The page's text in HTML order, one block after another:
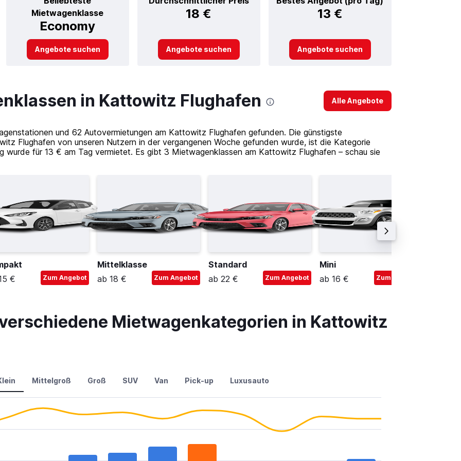
Mietwagenklasse
Economy
18 € 13 €
Angebote suchen Angebote suchen Angebote suchen
in Kattowitz Flughafen Alle Angebote
und 62 Autovermietungen am Kattowitz Flughafen gefunden. Die günstigste
Flughafen von unseren Nutzern in der vergangenen Woche gefunden wurde, ist die Kategorie
wurde für 13 € am Tag vermietet. Es gibt 3 Mietwagenklassen am Kattowitz Flughafen – schau sie
€
Zum Angebot
Mittelklasse
ab 18 €
Zum Angebot
Standard
ab 22 €
Zum Angebot
Mini
ab 16 €
Zum Angebot
Mietwagenkategorien in Kattowitz
Mittelgroß Groß SUV Van Pick-up Luxusauto